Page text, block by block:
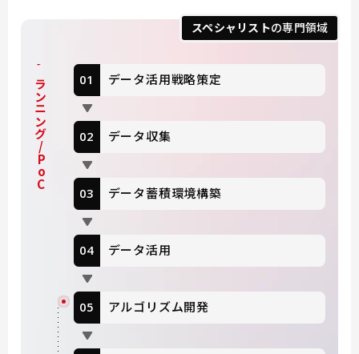
スペシャリストの専門領域
プランニング/PoC データ活用戦略策定
データ収集
データ蓄積環境構築
データ活用
アルゴリズム開発